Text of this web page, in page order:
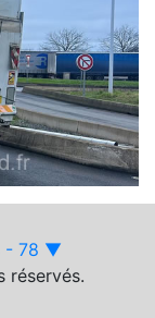
- 78 ▼
réservés.